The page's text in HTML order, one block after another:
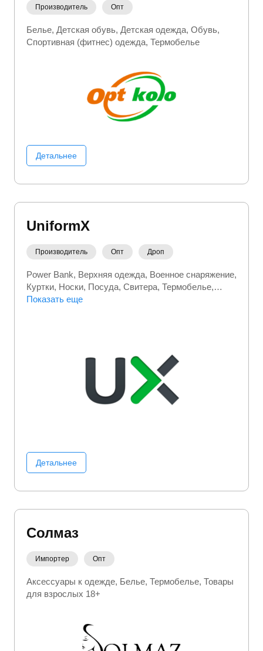
Производитель Опт
Белье Детская обувь Детская одежда Обувь
Спортивная (фитнес) одежда Термобелье
Детальнее
UniformX
Производитель Опт Дроп
Power Bank Верхняя одежда Военное снаряжение
Куртки Носки Посуда Свитера Термобелье
Трикотажная одежда
Показать еще
Детальнее
Солмаз
Импортер Опт
Аксессуары к одежде Белье Термобелье Товары
для взрослых 18+